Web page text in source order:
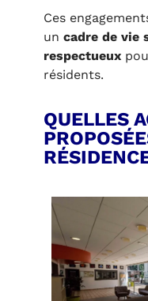
Ces
un cadre de vie
respectueux
résidents.
QUELLES